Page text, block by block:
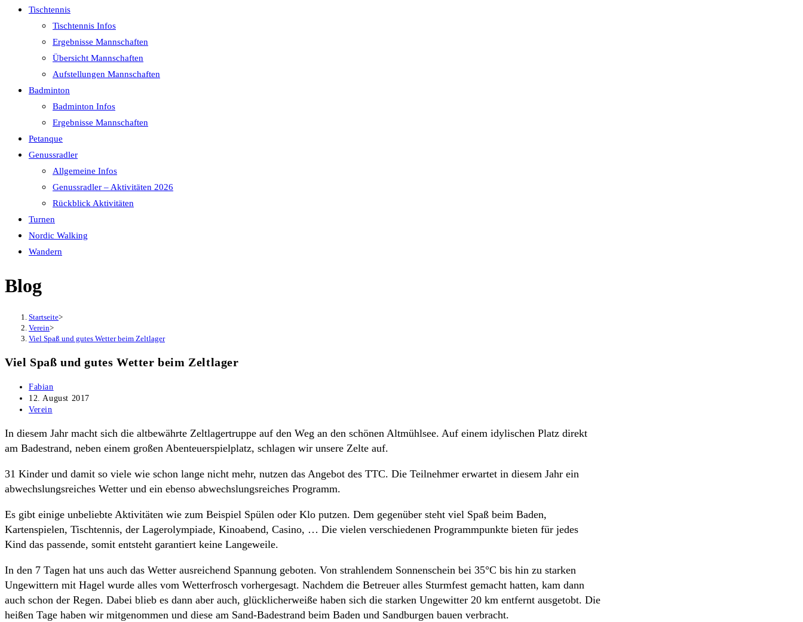
Tischtennis
Tischtennis Infos
Ergebnisse Mannschaften
Übersicht Mannschaften
Aufstellungen Mannschaften
Badminton
Badminton Infos
Ergebnisse Mannschaften
Petanque
Genussradler
Allgemeine Infos
Genussradler – Aktivitäten 2026
Rückblick Aktivitäten
Turnen
Nordic Walking
Wandern
Blog
Startseite>
Verein>
Viel Spaß und gutes Wetter beim Zeltlager
Viel Spaß und gutes Wetter beim Zeltlager
Beitrags-
Autor:
Fabian
Beitrag
veröffentlicht:
12. August 2017
Beitrags-
Verein
In diesem Jahr macht sich die altbewährte Zeltlagertruppe auf den Weg an den schönen Altmühlsee. Auf einem idylischen Platz direkt
am Badestrand, neben einem großen Abenteuerspielplatz, schlagen wir unsere Zelte auf.
31 Kinder und damit so viele wie schon lange nicht mehr, nutzen das Angebot des TTC. Die Teilnehmer erwartet in diesem Jahr ein
abwechslungsreiches Wetter und ein ebenso abwechslungsreiches Programm.
Es gibt einige unbeliebte Aktivitäten wie zum Beispiel Spülen oder Klo putzen. Dem gegenüber steht viel Spaß beim Baden,
Kartenspielen, Tischtennis, der Lagerolympiade, Kinoabend, Casino, … Die vielen verschiedenen Programmpunkte bieten für jedes
Kind das passende, somit entsteht garantiert keine Langeweile.
In den 7 Tagen hat uns auch das Wetter ausreichend Spannung geboten. Von strahlendem Sonnenschein bei 35°C bis hin zu starken
Ungewittern mit Hagel wurde alles vom Wetterfrosch vorhergesagt. Nachdem die Betreuer alles Sturmfest gemacht hatten, kam dann
auch schon der Regen. Dabei blieb es dann aber auch, glücklicherweiße haben sich die starken Ungewitter 20 km entfernt ausgetobt. Die
heißen Tage haben wir mitgenommen und diese am Sand-Badestrand beim Baden und Sandburgen bauen verbracht.